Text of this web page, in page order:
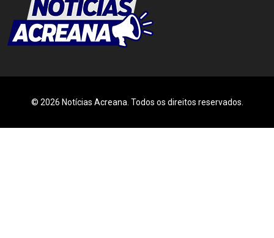
© 2026 Notícias Acreana. Todos os direitos reservados.